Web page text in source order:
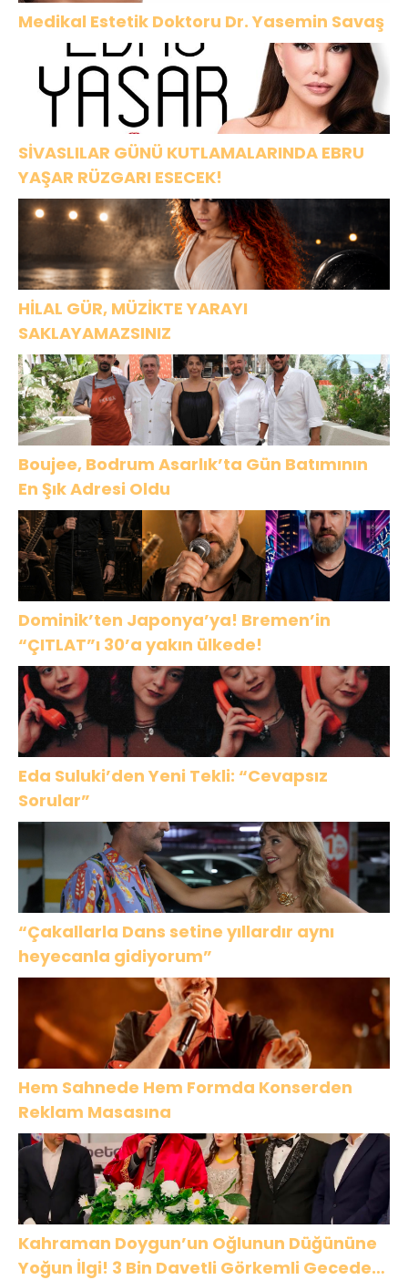
Medikal Estetik Doktoru Dr. Yasemin Savaş
SİVASLILAR GÜNÜ KUTLAMALARINDA EBRU
YAŞAR RÜZGARI ESECEK!
HİLAL GÜR, MÜZİKTE YARAYI
SAKLAYAMAZSINIZ
Boujee, Bodrum Asarlık’ta Gün Batımının
En Şık Adresi Oldu
Dominik’ten Japonya’ya! Bremen’in
“ÇITLAT”ı 30’a yakın ülkede!
Eda Suluki’den Yeni Tekli: “Cevapsız
Sorular”
“Çakallarla Dans setine yıllardır aynı
heyecanla gidiyorum”
Hem Sahnede Hem Formda Konserden
Reklam Masasına
Kahraman Doygun’un Oğlunun Düğününe
Yoğun İlgi! 3 Bin Davetli Görkemli Gecede